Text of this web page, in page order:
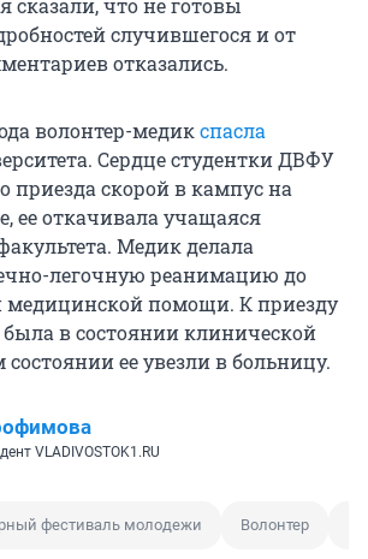
сказали, что не готовы
случившегося и от
отказались.
волонтер-медикспасла
Сердце студентки ДВФУ
приезда скорой в кампус на
ее откачивала учащаяся
Медик делала
легочную реанимацию до
медицинской помощи. К приезду
в состоянии клинической
ее увезли в больницу.
VLADIVOSTOK1.RU
фестиваль молодежи Волонтер